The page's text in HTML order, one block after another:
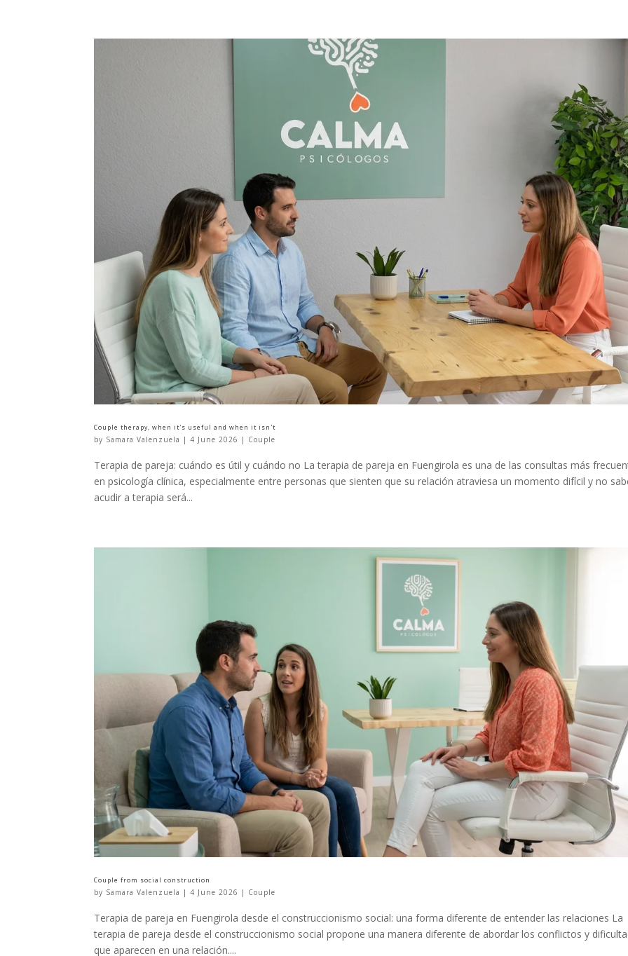
Couple therapy, when it's useful and when it isn't
by Samara Valenzuela |4 June 2026 | Couple
Terapia de pareja: cuándo es útil y cuándo no La terapia de pareja en Fuengirola es una de las consultas más
en psicología clínica, especialmente entre personas que sienten que su relación atraviesa un momento difícil y no
acudir a terapia será...
Couple from social construction
by Samara Valenzuela |4 June 2026 | Couple
Terapia de pareja en Fuengirola desde el construccionismo social: una forma diferente de entender las relaciones La
terapia de pareja desde el construccionismo social propone una manera diferente de abordar los conflictos y
que aparecen en una relación....